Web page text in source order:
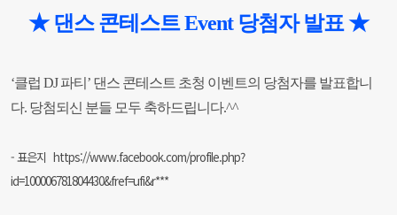
★ 댄스 콘테스트 Event 당첨자 발표 ★
‘클럽 DJ 파티 ’ 댄스 콘테스트 초청 이벤트의 당첨자를 발표합니
다. 당첨되신 분들 모두 축하드립니다.^^
- 표은지 https://www.facebook.com/profile.php?
id=100006781804430&fref=ufi&r***